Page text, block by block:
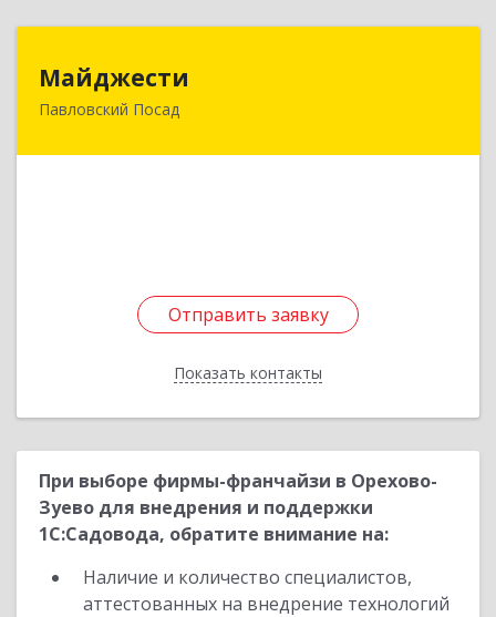
Майджести
Павловский Посад
Отправить заявку
Показать контакты
142502, Московская обл, Павлово-Посадский р-
Отправить заявку
Назад
При выборе фирмы-франчайзи в Орехово-
Зуево для внедрения и поддержки
1С:Садовода, обратите внимание на:
Наличие и количество специалистов,
аттестованных на внедрение технологий